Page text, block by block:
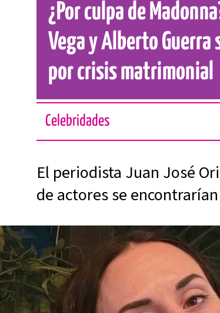
¿Por culpa de
Vega y Alberto Guerra
por crisis matrimonial
Celebridades
El periodista Juan José
de actores se